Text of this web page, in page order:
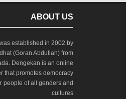
ABOUT US
established in 2002 by
(Goran Abdullah) from
Dengekan is an online
that promotes democracy
people of all genders and
cultures.